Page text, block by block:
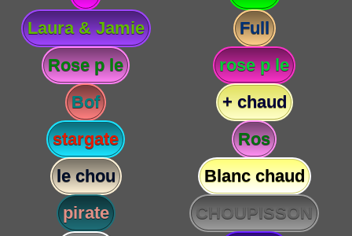
Laura & Jamie
Full
Rose p le
rose p le
Bof
+ chaud
stargate
Ros
le chou
Blanc chaud
pirate
CHOUPISSON